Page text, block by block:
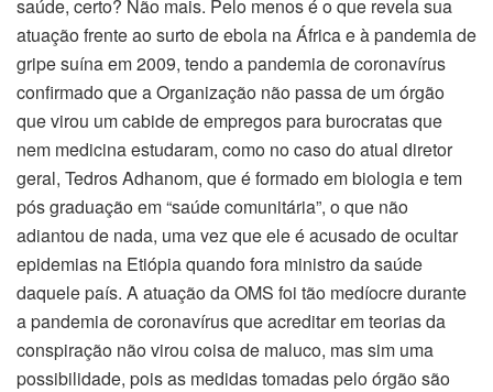
saúde, certo? Não mais. Pelo menos é o que revela sua
atuação frente ao surto de ebola na África e à pandemia de
gripe suína em 2009, tendo a pandemia de coronavírus
confirmado que a Organização não passa de um órgão
que virou um cabide de empregos para burocratas que
nem medicina estudaram, como no caso do atual diretor
geral, Tedros Adhanom, que é formado em biologia e tem
pós graduação em “saúde comunitária”, o que não
adiantou de nada, uma vez que ele é acusado de ocultar
epidemias na Etiópia quando fora ministro da saúde
daquele país. A atuação da OMS foi tão medíocre durante
a pandemia de coronavírus que acreditar em teorias da
conspiração não virou coisa de maluco, mas sim uma
possibilidade, pois as medidas tomadas pelo órgão são